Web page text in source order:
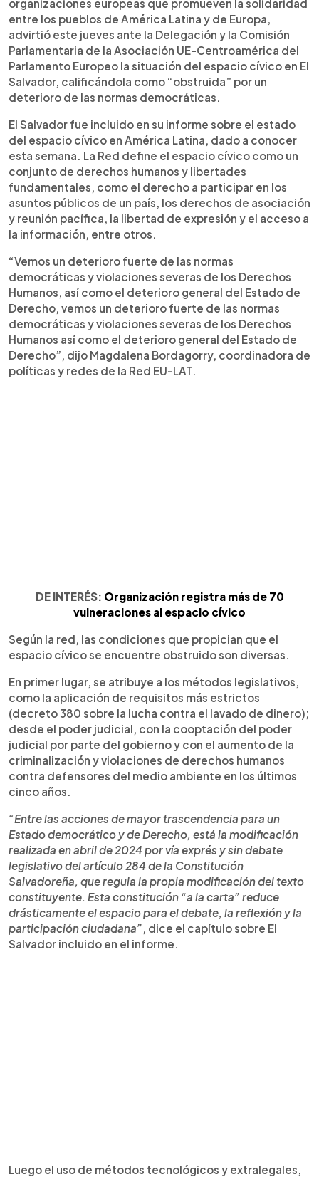
organizaciones europeas que promueven la solidaridad
entre los pueblos de América Latina y de Europa,
advirtió este jueves ante la Delegación y la Comisión
Parlamentaria de la Asociación UE-Centroamérica del
Parlamento Europeo la situación del espacio cívico en El
Salvador, calificándola como “obstruida” por un
deterioro de las normas democráticas.
El Salvador fue incluido en su informe sobre el estado
del espacio cívico en América Latina, dado a conocer
esta semana. La Red define el espacio cívico como un
conjunto de derechos humanos y libertades
fundamentales, como el derecho a participar en los
asuntos públicos de un país, los derechos de asociación
y reunión pacífica, la libertad de expresión y el acceso a
la información, entre otros.
“Vemos un deterioro fuerte de las normas
democráticas y violaciones severas de los Derechos
Humanos, así como el deterioro general del Estado de
Derecho, vemos un deterioro fuerte de las normas
democráticas y violaciones severas de los Derechos
Humanos así como el deterioro general del Estado de
Derecho”, dijo Magdalena Bordagorry, coordinadora de
políticas y redes de la Red EU-LAT.
DE INTERÉS: Organización registra más de 70
vulneraciones al espacio cívico
Según la red, las condiciones que propician que el
espacio cívico se encuentre obstruido son diversas.
En primer lugar, se atribuye a los métodos legislativos,
como la aplicación de requisitos más estrictos
(decreto 380 sobre la lucha contra el lavado de dinero);
desde el poder judicial, con la cooptación del poder
judicial por parte del gobierno y con el aumento de la
criminalización y violaciones de derechos humanos
contra defensores del medio ambiente en los últimos
cinco años.
“Entre las acciones de mayor trascendencia para un
Estado democrático y de Derecho, está la modificación
realizada en abril de 2024 por vía exprés y sin debate
legislativo del artículo 284 de la Constitución
Salvadoreña, que regula la propia modificación del texto
constituyente. Esta constitución “a la carta” reduce
drásticamente el espacio para el debate, la reflexión y la
participación ciudadana” , dice el capítulo sobre El
Salvador incluido en el informe.
Luego el uso de métodos tecnológicos y extralegales,